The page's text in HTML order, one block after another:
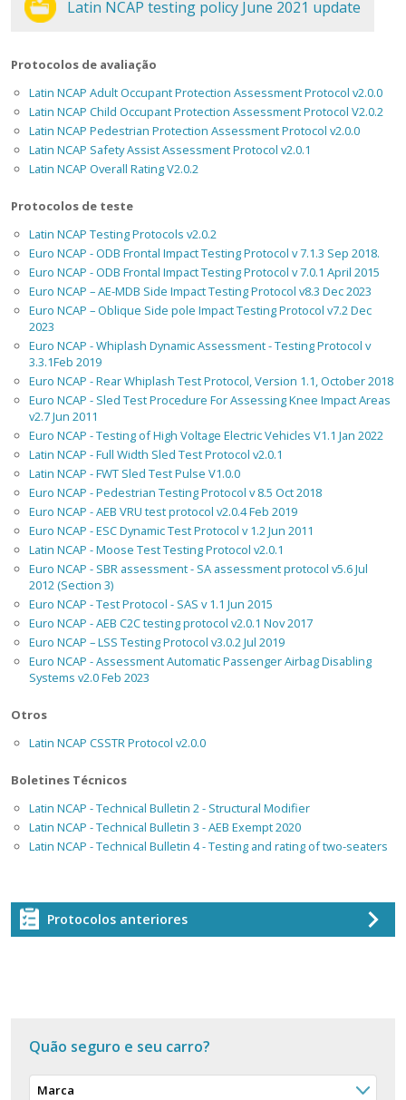
Latin NCAP testing policy June 2021 update
Protocolos de avaliação
Latin NCAP Adult Occupant Protection Assessment Protocol v2.0.0
Latin NCAP Child Occupant Protection Assessment Protocol V2.0.2
Latin NCAP Pedestrian Protection Assessment Protocol v2.0.0
Latin NCAP Safety Assist Assessment Protocol v2.0.1
Latin NCAP Overall Rating V2.0.2
Protocolos de teste
Latin NCAP Testing Protocols v2.0.2
Euro NCAP - ODB Frontal Impact Testing Protocol v 7.1.3 Sep 2018.
Euro NCAP - ODB Frontal Impact Testing Protocol v 7.0.1 April 2015
Euro NCAP – AE-MDB Side Impact Testing Protocol v8.3 Dec 2023
Euro NCAP – Oblique Side pole Impact Testing Protocol v7.2 Dec
2023
Euro NCAP - Whiplash Dynamic Assessment - Testing Protocol v
3.3.1Feb 2019
Euro NCAP - Rear Whiplash Test Protocol, Version 1.1, October 2018
Euro NCAP - Sled Test Procedure For Assessing Knee Impact Areas
v2.7 Jun 2011
Euro NCAP - Testing of High Voltage Electric Vehicles V1.1 Jan 2022
Latin NCAP - Full Width Sled Test Protocol v2.0.1
Latin NCAP - FWT Sled Test Pulse V1.0.0
Euro NCAP - Pedestrian Testing Protocol v 8.5 Oct 2018
Euro NCAP - AEB VRU test protocol v2.0.4 Feb 2019
Euro NCAP - ESC Dynamic Test Protocol v 1.2 Jun 2011
Latin NCAP - Moose Test Testing Protocol v2.0.1
Euro NCAP - SBR assessment - SA assessment protocol v5.6 Jul
2012 (Section 3)
Euro NCAP - Test Protocol - SAS v 1.1 Jun 2015
Euro NCAP - AEB C2C testing protocol v2.0.1 Nov 2017
Euro NCAP – LSS Testing Protocol v3.0.2 Jul 2019
Euro NCAP - Assessment Automatic Passenger Airbag Disabling
Systems v2.0 Feb 2023
Otros
Latin NCAP CSSTR Protocol v2.0.0
Boletines Técnicos
Latin NCAP - Technical Bulletin 2 - Structural Modifier
Latin NCAP - Technical Bulletin 3 - AEB Exempt 2020
Latin NCAP - Technical Bulletin 4 - Testing and rating of two-seaters
Protocolos anteriores
Quão seguro e seu carro?
Marca